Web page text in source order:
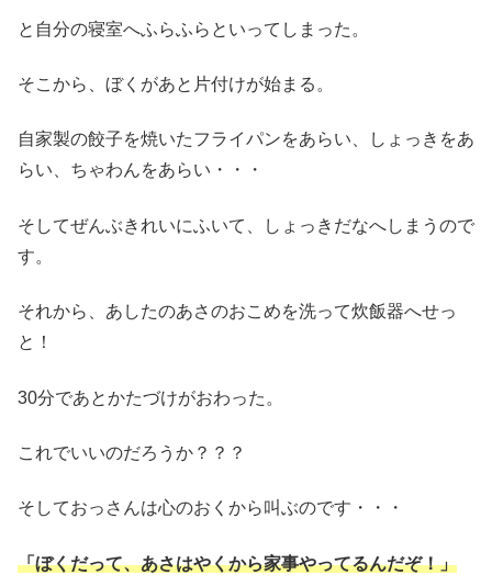
と自分の寝室へふらふらといってしまった。
そこから、ぼくがあと片付けが始まる。
自家製の餃子を焼いたフライパンをあらい、しょっきをあ
らい、ちゃわんをあらい・・・
そしてぜんぶきれいにふいて、しょっきだなへしまうので
す。
それから、あしたのあさのおこめを洗って炊飯器へせっ
と！
30分であとかたづけがおわった。
これでいいのだろうか？？？
そしておっさんは心のおくから叫ぶのです・・・
「ぼくだって、あさはやくから家事やってるんだぞ！」